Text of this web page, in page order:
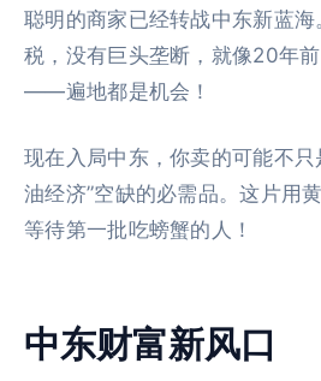
聪明的商家已经转战中东新蓝
税，没有巨头垄断，就像20年
——遍地都是机会！
现在入局中东，你卖的可能不
油经济”空缺的必需品。这片用
等待第一批吃螃蟹的人！
中东财富新风口